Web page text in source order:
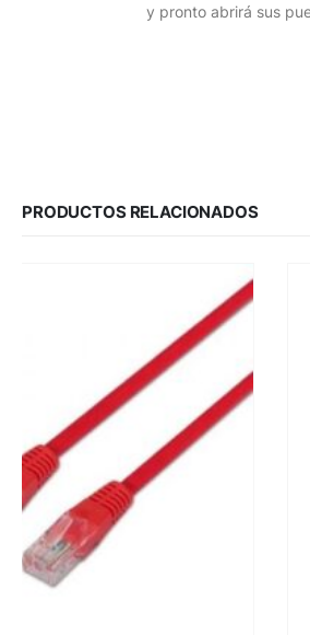
y pronto abrirá sus
PRODUCTOS RELACIONADOS